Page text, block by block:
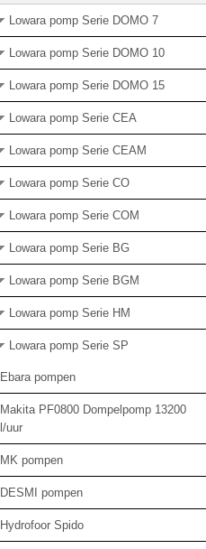
Lowara pomp Serie DOMO 7
Lowara pomp Serie DOMO 10
Lowara pomp Serie DOMO 15
Lowara pomp Serie CEA
Lowara pomp Serie CEAM
Lowara pomp Serie CO
Lowara pomp Serie COM
Lowara pomp Serie BG
Lowara pomp Serie BGM
Lowara pomp Serie HM
Lowara pomp Serie SP
Ebara pompen
Makita PF0800 Dompelpomp 13200
l/uur
MK pompen
DESMI pompen
Hydrofoor Spido